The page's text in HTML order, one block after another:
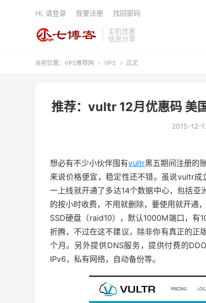
主机优惠
信息分享
Hi, 请登录 我要注册 找回密码
当前位置： VPS推荐网  VPS  正文
推荐：vultr 12月优惠码 美
2015-12-
想必有不少小伙伴囤有vultr黑五期间注册的
来说价格便宜，稳定性还不错。虽说vultr
一上线就开通了多达14个数据中心，包括
的按小时收费，不用就删除，要使用就开通
SSD硬盘（raid10），默认1000M端口，有
折腾，不过在这不建议，除非你有真正的
个月。另外提供DNS服务，提供付费的
IPv6，私有网络，自动备份等。